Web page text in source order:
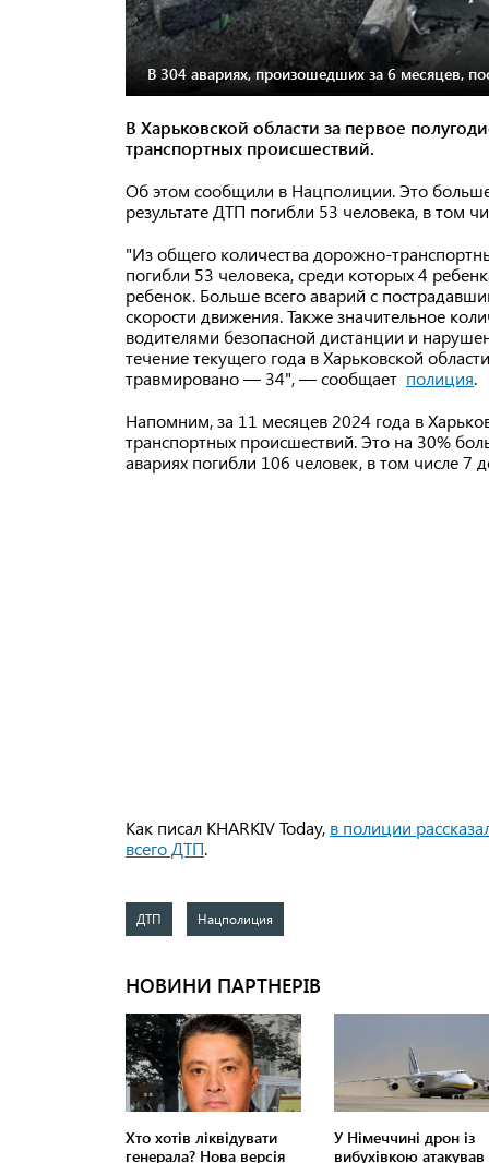
В 304 авариях, произошедших за 6 месяцев,
В Харьковской области за первое
транспортных происшествий.
Об этом сообщили в Нацполиции. Это
результате ДТП погибли 53 человека, в том
"Из общего количества дорожно-
погибли 53 человека, среди которых 4
ребенок. Больше всего аварий с
скорости движения. Также значительное
водителями безопасной дистанции и
течение текущего года в Харьковской
травмировано — 34", — сообщает полиция.
Напомним, за 11 месяцев 2024 года в
транспортных происшествий. Это на 30%
авариях погибли 106 человек, в том числе 7
Как писал KHARKIV Today, в полиции
всего ДТП.
ДТП Нацполиция